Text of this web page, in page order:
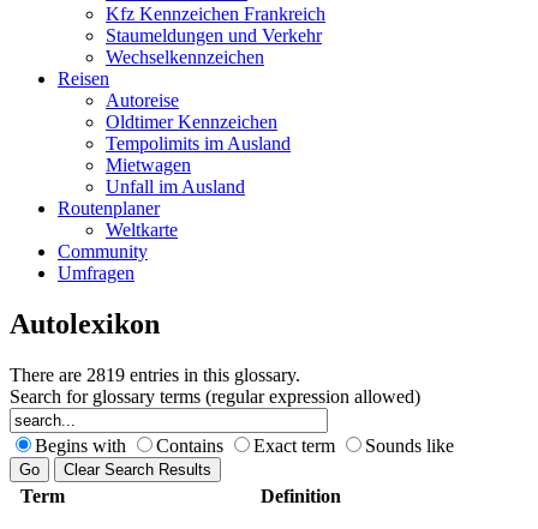
Kfz Kennzeichen Frankreich
Staumeldungen und Verkehr
Wechselkennzeichen
Reisen
Autoreise
Oldtimer Kennzeichen
Tempolimits im Ausland
Mietwagen
Unfall im Ausland
Routenplaner
Weltkarte
Community
Umfragen
Autolexikon
There are 2819 entries in this glossary.
Search for glossary terms (regular expression allowed)
Begins with Contains Exact term Sounds like
Term Definition